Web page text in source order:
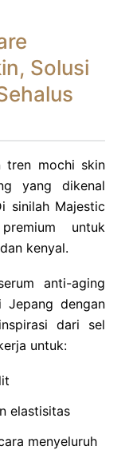
Solusi
tren mochi skin
yang dikenal
sinilah Majestic
untuk
kenyal.
anti-aging
Jepang dengan
dari sel
untuk:
elastisitas
menyeluruh